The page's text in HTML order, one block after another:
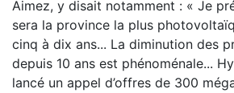
Aimez, y disait notamment : « Je
sera la province la plus
cinq à dix ans... La diminution des
depuis 10 ans est phénoménale...
lancé un appel d’offres de 300